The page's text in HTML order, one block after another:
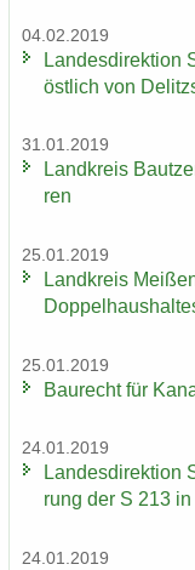
04.02.2019
Lan­des­di­rek­ti­on
öst­lich von
31.01.2019
Land­kreis
ren
25.01.2019
Land­kreis
25.01.2019
Bau­recht für
24.01.2019
Lan­des­di­rek­ti­on
rung der S 213
24.01.2019